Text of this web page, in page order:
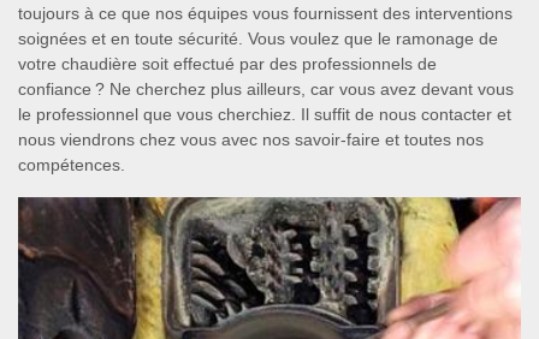
toujours à ce que nos équipes vous fournissent des interventions
soignées et en toute sécurité. Vous voulez que le ramonage de
votre chaudière soit effectué par des professionnels de
confiance ? Ne cherchez plus ailleurs, car vous avez devant vous
le professionnel que vous cherchiez. Il suffit de nous contacter et
nous viendrons chez vous avec nos savoir-faire et toutes nos
compétences.